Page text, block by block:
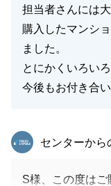
担当者さんには
購入したマンシ
ました。
とにかくいろい
今後もお付き合
東急リバブル
センターから
S様、この度は